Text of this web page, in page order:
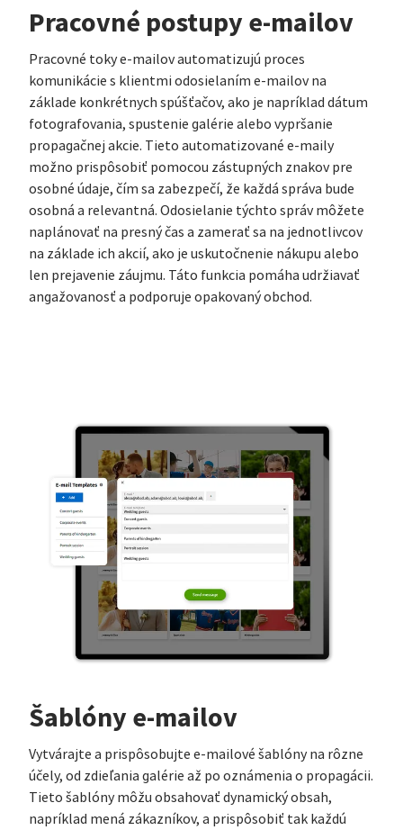
Pracovné postupy e-mailov
Pracovné toky e-mailov automatizujú proces
komunikácie s klientmi odosielaním e-mailov na
základe konkrétnych spúšťačov, ako je napríklad dátum
fotografovania, spustenie galérie alebo vypršanie
propagačnej akcie. Tieto automatizované e-maily
možno prispôsobiť pomocou zástupných znakov pre
osobné údaje, čím sa zabezpečí, že každá správa bude
osobná a relevantná. Odosielanie týchto správ môžete
naplánovať na presný čas a zamerať sa na jednotlivcov
na základe ich akcií, ako je uskutočnenie nákupu alebo
len prejavenie záujmu. Táto funkcia pomáha udržiavať
angažovanosť a podporuje opakovaný obchod.
Šablóny e-mailov
Vytvárajte a prispôsobujte e-mailové šablóny na rôzne
účely, od zdieľania galérie až po oznámenia o propagácii.
Tieto šablóny môžu obsahovať dynamický obsah,
napríklad mená zákazníkov, a prispôsobiť tak každú